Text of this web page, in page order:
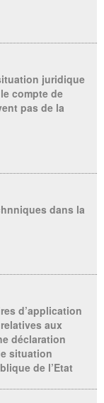
juridique
compte de
pas de la
dans la
d’application
aux
déclaration
situation
de l’Etat